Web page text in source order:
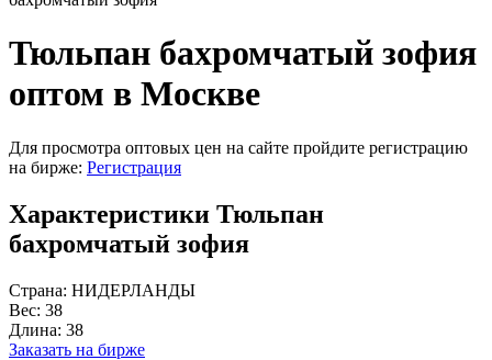
Тюльпан бахромчатый зофия
оптом в Москве
Для просмотра оптовых цен на сайте пройдите регистрацию
на бирже: Регистрация
Характеристики Тюльпан
бахромчатый зофия
Страна: НИДЕРЛАНДЫ
Вес: 38
Длина: 38
Заказать на бирже